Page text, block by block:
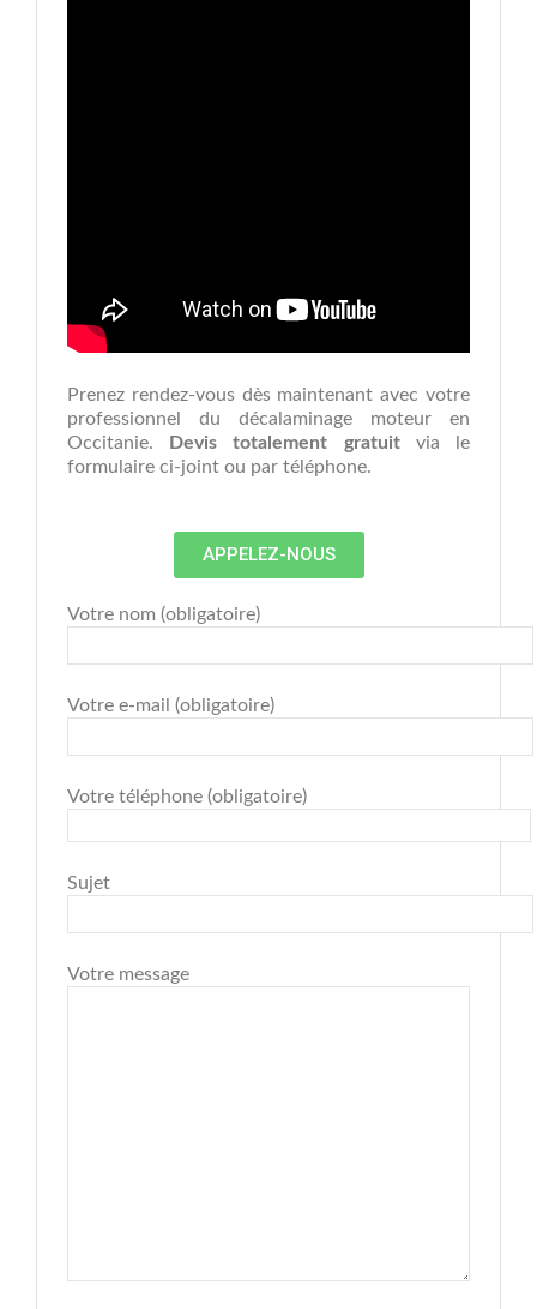
Prenez rendez-vous dès maintenant avec votre
professionnel du décalaminage moteur en
Occitanie.
Devis totalement gratuitvia le
formulaire ci-joint ou par téléphone.
APPELEZ-NOUS
Votre nom (obligatoire)
Votre e-mail (obligatoire)
Votre téléphone (obligatoire)
Sujet
Votre message